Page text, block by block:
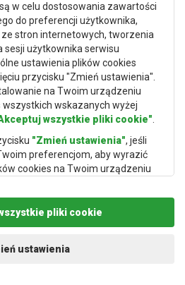
w celu dostosowania zawartości
do preferencji użytkownika,
stron internetowych, tworzenia
użytkownika serwisu
ustawienia plików cookies
przycisku "Zmień ustawienia".
na Twoim urządzeniu
wskazanych wyżej
wszystkie pliki cookie"
"Zmień ustawienia", jeśli
preferencjom, aby wyrazić
cookies na Twoim urządzeniu
osobowych, w zakresie w
(Rugito Radosław Bartosik z
pliki cookie
ustawienia
Bydgoszcz
Łódź
Katowice
Rzeszów
Częstochowa
i realizacja:dimax.pl